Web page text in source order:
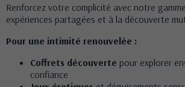
Renforcez votre complicité avec notre
expériences partagées et à la découverte
Pour une intimité renouvelée :
Coffrets découverte pour explorer
confiance